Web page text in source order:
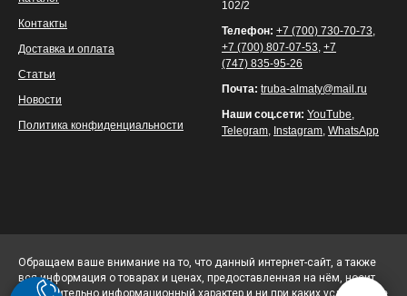
Контакты
Доставка и оплата
Статьи
Новости
Политика конфиденциальности
102/2
Телефон: +7 (700) 730-70-73,
+7 (700) 807-07-53, +7
(747) 835-95-26
Почта: truba-almaty@mail.ru
Наши соц.сети: YouTube,
Telegram, Instagram, WhatsApp
Обращаем ваше внимание на то, что данный интернет-сайт, а также
вся информация о товарах и ценах, предоставленная на нём, носит